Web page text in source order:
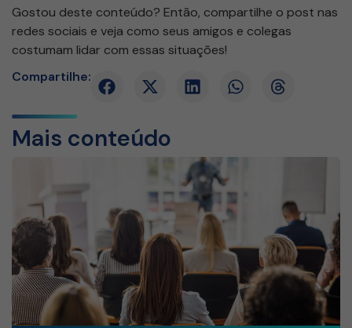
Gostou deste conteúdo? Então, compartilhe o post nas
redes sociais e veja como seus amigos e colegas
costumam lidar com essas situações!
Compartilhe:
Mais conteúdo